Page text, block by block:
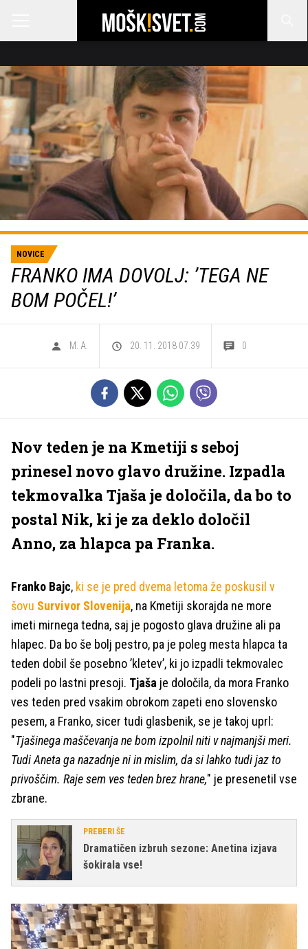
NOVICE
FRANKO IMA DOVOLJ: ’TEGA NE
BOM POČEL!’
M. A. 20. 11. 2018 07.39 0
Nov teden je na Kmetiji s seboj
prinesel novo glavo družine. Izpadla
tekmovalka Tjaša je določila, da bo to
postal Nik, ki je za deklo določil
Anno, za hlapca pa Franka.
Franko Bajc, ki se je pred dvema letoma že poskusil v
šovu Survivor Slovenija, na Kmetiji skorajda ne more
imeti mirnega tedna, saj je pogosto glava družine ali pa
hlapec. Da bo še bolj pestro, pa je poleg mesta hlapca ta
teden dobil še posebno ’kletev’, ki jo izpadli tekmovalec
podeli po lastni presoji. Tjaša je določila, da mora Franko
ves teden pred vsakim obrokom zapeti eno slovensko
pesem, a Franko, sicer tudi glasbenik, se je takoj uprl:
"Tjašinega maščevanja ne bom izpolnil niti v najmanjši meri.
Tudi Aneta ga nazadnje ni in mislim, da si lahko tudi jaz to
privoščim. Raje sem ves teden brez hrane," je presenetil vse
zbrane.
PREBERI ŠE
Dramatičen izbruh sezone: Anetina izjava
šokirala vse!